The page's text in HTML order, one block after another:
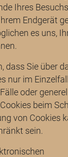
Ihres
Endgerät
es uns,
dass Sie über
nur im
oder
beim
von Cookies
sein.